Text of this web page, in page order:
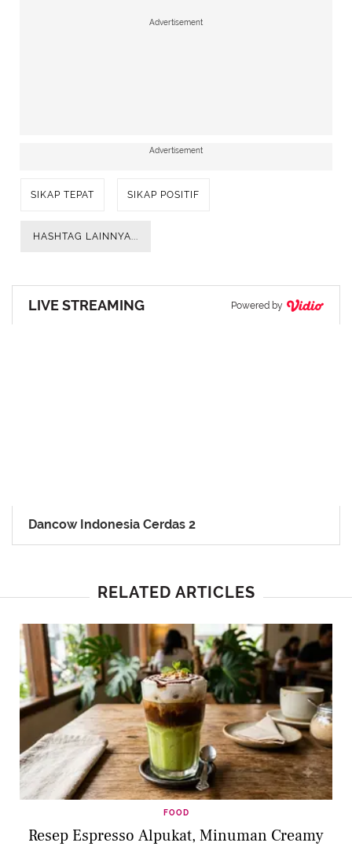
Advertisement
Advertisement
SIKAP TEPAT SIKAP POSITIF
HASHTAG LAINNYA...
LIVE STREAMING Powered by
Dancow Indonesia Cerdas 2
RELATED ARTICLES
FOOD
Resep Espresso Alpukat, Minuman Creamy